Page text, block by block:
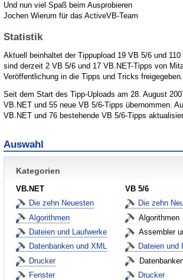
Und nun viel Spaß beim Ausprobieren
Jochen Wierum für das ActiveVB-Team
Statistik
Aktuell beinhaltet der Tippupload 19 VB 5/6 und
sind derzeit 2 VB 5/6 und 17 VB.NET-Tipps von
Veröffentlichung in die Tipps und Tricks freigegeben.
Seit dem Start des Tipp-Uploads am 28. August
VB.NET und 55 neue VB 5/6-Tipps übernommen.
VB.NET und 76 bestehende VB 5/6-Tipps
Auswahl
Kategorien
VB.NET
Die zehn Neuesten
Algorithmen
Dateien und Laufwerke
Datenbanken und XML
Drucker
Fenster
VB 5/6
Die zehn
Algorithmen
Assembler
Dateien und
Datenbanken
Drucker